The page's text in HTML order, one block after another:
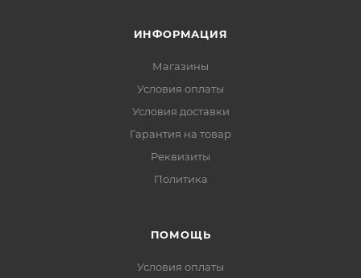
ИНФОРМАЦИЯ
Магазины
Условия оплаты
Условия доставки
Гарантия на товар
Реквизиты
Политика
ПОМОЩЬ
Условия оплаты